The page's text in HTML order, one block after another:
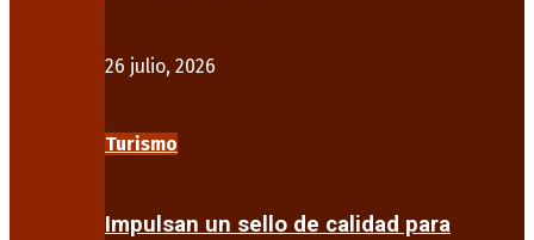
26 julio, 2026
Turismo
Impulsan un sello de calidad para